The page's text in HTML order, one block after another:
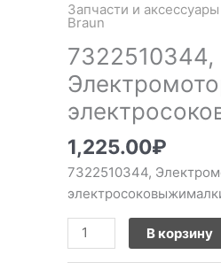
Запчасти и
Braun
7322510344,
1,225.00₽
7322510344,
для
В корзину